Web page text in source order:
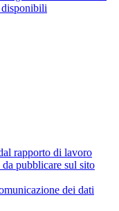
rapporto di lavoro
pubblicare sul sito
dei dati